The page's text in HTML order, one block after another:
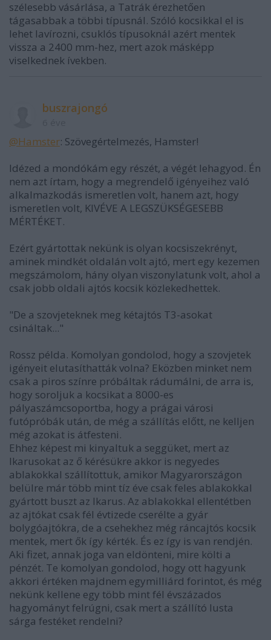
szélesebb vásárlása, a Tatrák érezhetően
tágasabbak a többi típusnál. Szóló kocsikkal el is
lehet lavírozni, csuklós típusoknál azért mentek
vissza a 2400 mm-hez, mert azok másképp
viselkednek ívekben.
buszrajongó
@Hamster: Szövegértelmezés, Hamster!
Idézed a mondókám egy részét, a végét lehagyod. Én
nem azt írtam, hogy a megrendelő igényeihez való
alkalmazkodás ismeretlen volt, hanem azt, hogy
ismeretlen volt, KIVÉVE A LEGSZÜKSÉGESEBB
MÉRTÉKET.
Ezért gyártottak nekünk is olyan kocsiszekrényt,
aminek mindkét oldalán volt ajtó, mert egy kezemen
megszámolom, hány olyan viszonylatunk volt, ahol a
csak jobb oldali ajtós kocsik közlekedhettek.
"De a szovjeteknek meg kétajtós T3-asokat
csináltak..."
Rossz példa. Komolyan gondolod, hogy a szovjetek
igényeit elutasíthatták volna? Eközben minket nem
csak a piros színre próbáltak rádumálni, de arra is,
hogy soroljuk a kocsikat a 8000-es
pályaszámcsoportba, hogy a prágai városi
futópróbák után, de még a szállítás előtt, ne kelljen
még azokat is átfesteni.
Ehhez képest mi kinyaltuk a seggüket, mert az
Ikarusokat az ő kérésükre akkor is negyedes
ablakokkal szállítottuk, amikor Magyarországon
belülre már több mint tíz éve csak feles ablakokkal
gyártott buszt az Ikarus. Az ablakokkal ellentétben
az ajtókat csak fél évtizede cserélte a gyár
bolygóajtókra, de a csehekhez még ráncajtós kocsik
mentek, mert ők így kérték. És ez így is van rendjén.
Aki fizet, annak joga van eldönteni, mire költi a
pénzét. Te komolyan gondolod, hogy ott hagyunk
akkori értéken majdnem egymilliárd forintot, és még
nekünk kellene egy több mint fél évszázados
hagyományt felrúgni, csak mert a szállító lusta
sárga festéket rendelni?